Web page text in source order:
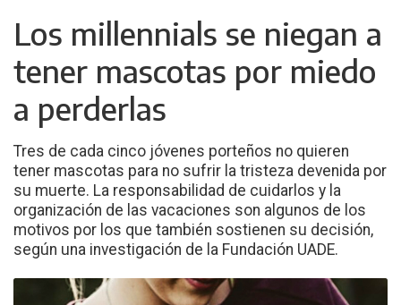
Los millennials se niegan a
tener mascotas por miedo
a perderlas
Tres de cada cinco jóvenes porteños no quieren
tener mascotas para no sufrir la tristeza devenida por
su muerte. La responsabilidad de cuidarlos y la
organización de las vacaciones son algunos de los
motivos por los que también sostienen su decisión,
según una investigación de la Fundación UADE.